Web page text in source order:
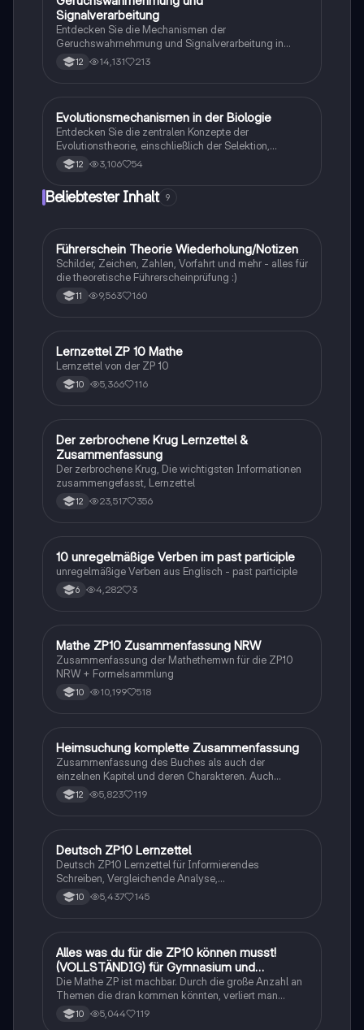
Signalverarbeitung
Entdecken Sie die Mechanismen der
Geruchswahrnehmung und Signalverarbeitung in
Nervenzellen. Diese Übungsaufgaben für das
mündliche Abitur in Neurobiologie behandeln
Studierende, die sich auf Prüfungen vorbereiten.
12 14,131 213
Biologie
Evolutionsmechanismen in der Biologie
Entdecken Sie die zentralen Konzepte der
Evolutionstheorie, einschließlich der Selektion,
Isolationsmechanismen und Evolutionsfaktoren wie
Mutation und Rekombination. Diese
die verschiedenen Selektionsarten und die
im Grundkurs.
12 3,106 54
Beliebtester Inhalt 9
Lerntipps
Führerschein Theorie Wiederholung/Notizen
Schilder, Zeichen, Zahlen, Vorfahrt und mehr - alles für
die theoretische Führerscheinprüfung :)
11 9,563 160
Mathe
Lernzettel ZP 10 Mathe
Lernzettel von der ZP 10
10 5,366 116
Deutsch
Der zerbrochene Krug Lernzettel &
Zusammenfassung
Der zerbrochene Krug, Die wichtigsten Informationen
zusammengefasst, Lernzettel
12 23,517 356
1 Englisch
10 unregelmäßige Verben im past participle
unregelmäßige Verben aus Englisch - past participle
6 4,282 3
Mathe
Mathe ZP10 Zusammenfassung NRW
Zusammenfassung der Mathethemwn für die ZP10
NRW + Formelsammlung
10 10,199 518
Deutsch
Heimsuchung komplette Zusammenfassung
Zusammenfassung des Buches als auch der
einzelnen Kapitel und deren Charakteren. Auch
tabellarisch. Im Unterricht ohne KI erstellt
12 5,823 119
Deutsch
Deutsch ZP10 Lernzettel
Deutsch ZP10 Lernzettel für Informierendes
Schreiben, Vergleichende Analyse,
Sachtexte/Roman/Gedicht..
10 5,437 145
Mathe
Alles was du für die ZP10 können musst!
(VOLLSTÄNDIG) für Gymnasium und
Realschule
Die Mathe ZP ist machbar. Durch die große Anzahl an
Themen die dran kommen könnten, verliert man
schnell den Überblick. Also habe ich von den kleinsten
Themen bis hin zu den größten alles
10 5,044 119